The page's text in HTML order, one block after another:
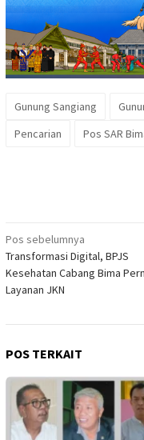
Gunung Sangiang
Pencarian
Pos SAR
Navigasi
pos
Pos sebelumnya
Transformasi Digital, BPJS
Kesehatan Cabang Bima
Layanan JKN
POS TERKAIT